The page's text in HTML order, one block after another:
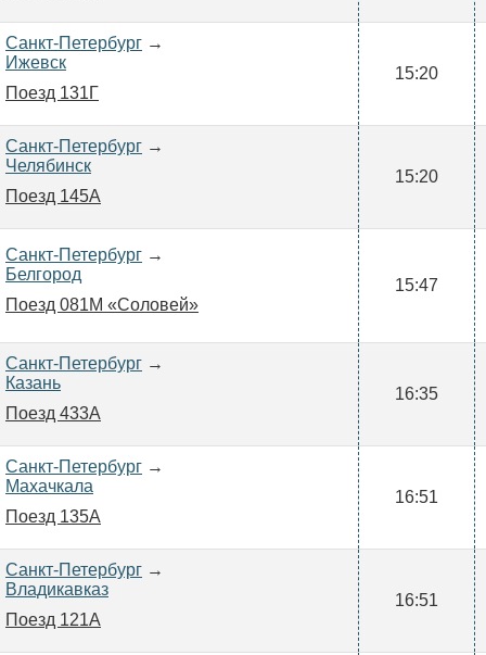
Санкт-Петербург →
Ижевск
Поезд 131Г
15:20
Санкт-Петербург →
Челябинск
Поезд 145А
15:20
Санкт-Петербург →
Белгород
Поезд 081М «Соловей»
15:47
Санкт-Петербург →
Казань
Поезд 433А
16:35
Санкт-Петербург →
Махачкала
Поезд 135А
16:51
Санкт-Петербург →
Владикавказ
Поезд 121А
16:51